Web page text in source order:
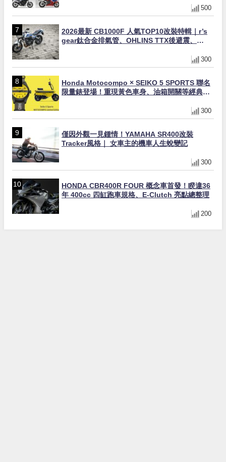
500
2026最新 CB1000F 人氣TOP10改裝特輯｜r’s
gear鈦合金排氣管、OHLINS TTX後避震、
300
Honda Motocompo × SEIKO 5 SPORTS 聯名
限量錶登場！重現黃色車身、油箱開關等經典設
300
僅因外觀一見鍾情！YAMAHA SR400改裝
Tracker風格｜ 女車主的機車人生蛻變記
300
HONDA CBR400R FOUR 概念車首發！睽違36
年 400cc 四缸跑車規格、E-Clutch 亮點總整理
200